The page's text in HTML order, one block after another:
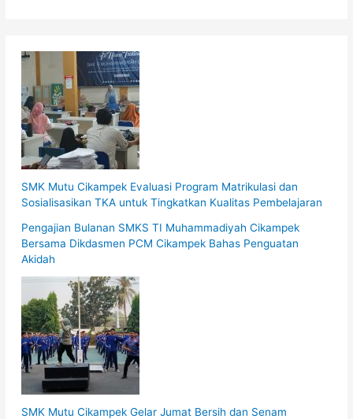
SMK Mutu Cikampek Evaluasi Program Matrikulasi dan
Sosialisasikan TKA untuk Tingkatkan Kualitas Pembelajaran
Pengajian Bulanan SMKS TI Muhammadiyah Cikampek
Bersama Dikdasmen PCM Cikampek Bahas Penguatan
Akidah
SMK Mutu Cikampek Gelar Jumat Bersih dan Senam